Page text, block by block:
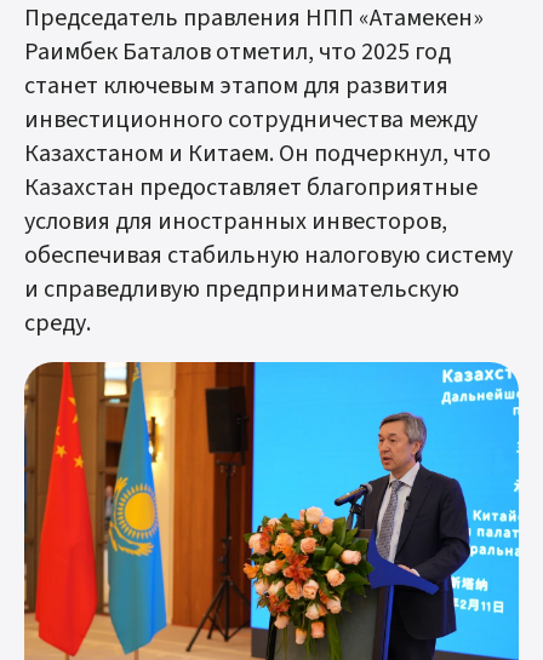
Председатель правления НПП «Атамекен»
Раимбек Баталов отметил, что 2025 год
станет ключевым этапом для развития
инвестиционного сотрудничества между
Казахстаном и Китаем. Он подчеркнул, что
Казахстан предоставляет благоприятные
условия для иностранных инвесторов,
обеспечивая стабильную налоговую систему
и справедливую предпринимательскую
среду.